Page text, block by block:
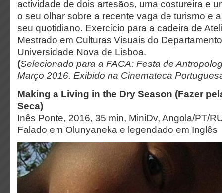
actividade de dois artesãos, uma costureira e
o seu olhar sobre a recente vaga de turismo e
seu quotidiano. Exercício para a cadeira de
Mestrado em Culturas Visuais do
Universidade Nova de Lisboa.
(Selecionado para a FACA: Festa de
Março 2016. Exibido na Cinemateca
Making a Living in the Dry Season (Fazer
Seca)
Inês Ponte, 2016, 35 min, MiniDv, Angola/PT/
Falado em Olunyaneka e legendado em Inglês